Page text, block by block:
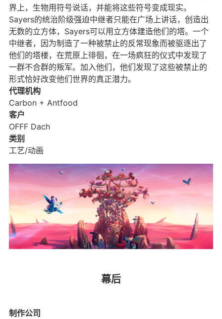
界上，生物用符号说话，并能将这些符号变成现实。
Sayers的统治阶级强迫中继者只能在广场上讲话，创造出
无数的立方体，Sayers可以用立方体建造他们的塔。一个
中继者，因为制造了一种被禁止的反常现象而被驱逐出了
他们的塔楼，在荒原上徘徊，在一场疯狂的仪式中发现了
一群不合群的叛军。加入他们，他们发现了这些被禁止的
形式恰好改变他们世界的真正潜力。
代理机构
Carbon + Antfood
客户
OFFF Dach
类别
工艺/动画
幕后
制作公司